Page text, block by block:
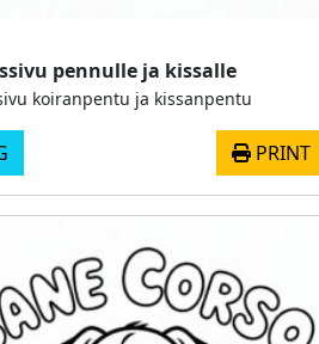
pennulle ja kissalle
koiranpentu ja kissanpentu
PRINT